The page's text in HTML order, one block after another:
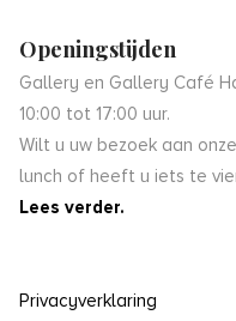
Openingstijden
Gallery en Gallery Café
10:00 tot 17:00 uur.
Wilt u uw bezoek aan
lunch of heeft u iets te
Lees verder.
Privacyverklaring